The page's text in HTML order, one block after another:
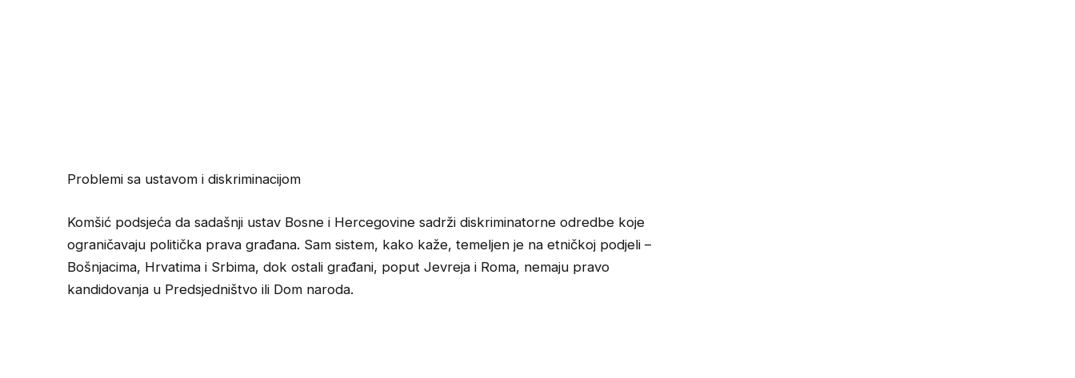
Problemi sa ustavom i diskriminacijom
Komšić podsjeća da sadašnji ustav Bosne i Hercegovine sadrži diskriminatorne odredbe koje
ograničavaju politička prava građana. Sam sistem, kako kaže, temeljen je na etničkoj podjeli –
Bošnjacima, Hrvatima i Srbima, dok ostali građani, poput Jevreja i Roma, nemaju pravo
kandidovanja u Predsjedništvo ili Dom naroda.